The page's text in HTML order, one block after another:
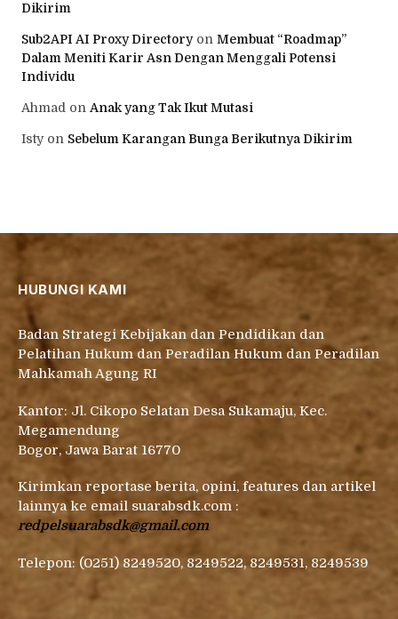
Dikirim
Sub2API AI Proxy Directoryon Membuat “Roadmap”
Dalam Meniti Karir Asn Dengan Menggali Potensi
Individu
Ahmad on Anak yang Tak Ikut Mutasi
Istyon Sebelum Karangan Bunga Berikutnya Dikirim
HUBUNGI KAMI
Badan Strategi Kebijakan dan Pendidikan dan
Pelatihan Hukum dan Peradilan Hukum dan Peradilan
Mahkamah Agung RI
Kantor: Jl. Cikopo Selatan Desa Sukamaju, Kec.
Megamendung
Bogor, Jawa Barat 16770
Kirimkan reportase berita, opini, features dan artikel
lainnya ke email suarabsdk.com :
redpelsuarabsdk@gmail.com
Telepon: (0251) 8249520, 8249522, 8249531, 8249539